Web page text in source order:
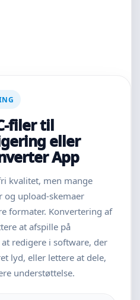
filer til
eller
App
kvalitet, men mange
og upload-skemaer
formater. Konvertering af
at afspille på
redigere i software, der
lyd, eller lettere at dele,
understøttelse.